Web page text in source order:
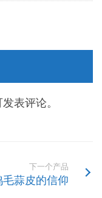
表评论。
下一个产品
毛蒜皮的信仰